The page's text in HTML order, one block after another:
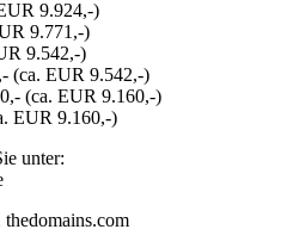
9.924,-)
9.771,-)
9.542,-)
(ca. EUR 9.542,-)
(ca. EUR 9.160,-)
EUR 9.160,-)
unter: